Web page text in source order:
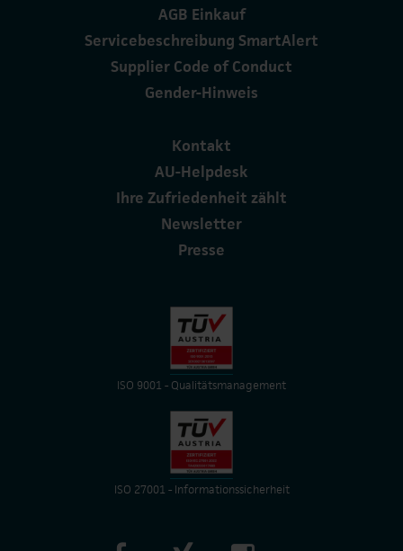
AGB Einkauf
Servicebeschreibung SmartAlert
Supplier Code of Conduct
Gender-Hinweis
Kontakt
AU-Helpdesk
Ihre Zufriedenheit zählt
Newsletter
Presse
ISO 9001 - Qualitätsmanagement
ISO 27001 - Informationssicherheit